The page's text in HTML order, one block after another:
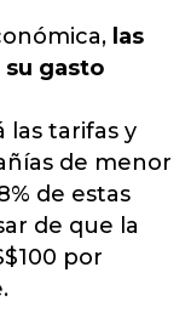
las
gasto
las tarifas y
de menor
de estas
de que la
por